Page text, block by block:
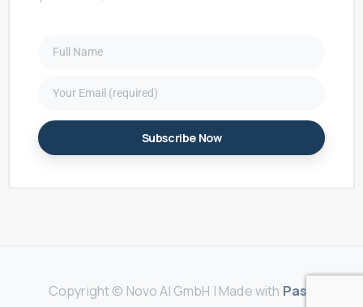
Copyright © Novo AI GmbH | Made with Love